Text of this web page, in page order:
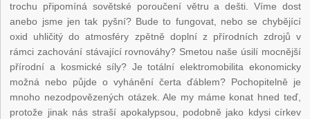
trochu připomíná sovětské poroučení větru a dešti. Víme dost
anebo jsme jen tak pyšní? Bude to fungovat, nebo se chybějící
oxid uhličitý do atmosféry zpětně doplní z přírodních zdrojů v
rámci zachování stávající rovnováhy? Smetou naše úsilí mocnější
přírodní a kosmické síly? Je totální elektromobilita ekonomicky
možná nebo půjde o vyhánění čerta ďáblem? Pochopitelně je
mnoho nezodpovězených otázek. Ale my máme konat hned teď,
protože jinak nás straší apokalypsou, podobně jako kdysi církev